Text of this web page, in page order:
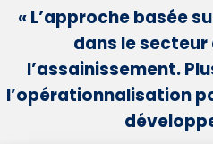
« L’approche basée
dans le secteur
l’assainissement.
l’opérationnalisation